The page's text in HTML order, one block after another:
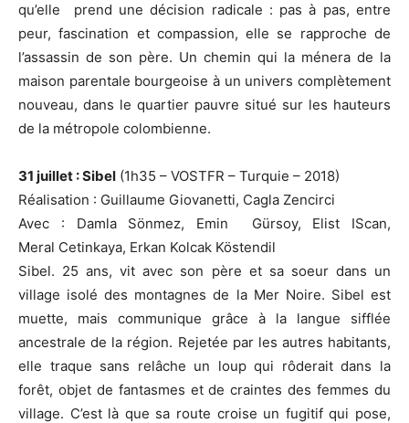
qu’elle prend une décision radicale : pas à pas, entre
peur, fascination et compassion, elle se rapproche de
l’assassin de son père. Un chemin qui la ménera de la
maison parentale bourgeoise à un univers complètement
nouveau, dans le quartier pauvre situé sur les hauteurs
de la métropole colombienne.
31 juillet : Sibel (1h35 – VOSTFR – Turquie – 2018)
Réalisation : Guillaume Giovanetti, Cagla Zencirci
Avec : Damla Sönmez, Emin Gürsoy, Elist IScan,
Meral Cetinkaya, Erkan Kolcak Köstendil
Sibel. 25 ans, vit avec son père et sa soeur dans un
village isolé des montagnes de la Mer Noire. Sibel est
muette, mais communique grâce à la langue sifflée
ancestrale de la région. Rejetée par les autres habitants,
elle traque sans relâche un loup qui rôderait dans la
forêt, objet de fantasmes et de craintes des femmes du
village. C’est là que sa route croise un fugitif qui pose,